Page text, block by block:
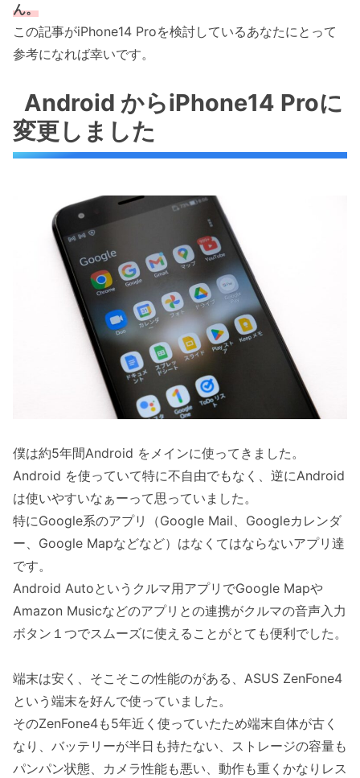
ん。
この記事がiPhone14 Proを検討しているあなたにとって
参考になれば幸いです。
Android からiPhone14 Proに
変更しました
僕は約5年間Android をメインに使ってきました。
Android を使っていて特に不自由でもなく、逆にAndroid
は使いやすいなぁーって思っていました。
特にGoogle系のアプリ（Google Mail、Googleカレンダ
ー、Google Mapなどなど）はなくてはならないアプリ達
です。
Android Autoというクルマ用アプリでGoogle Mapや
Amazon Musicなどのアプリとの連携がクルマの音声入力
ボタン１つでスムーズに使えることがとても便利でした。
端末は安く、そこそこの性能のがある、ASUS ZenFone4
という端末を好んで使っていました。
そのZenFone4も5年近く使っていたため端末自体が古く
なり、バッテリーが半日も持たない、ストレージの容量も
パンパン状態、カメラ性能も悪い、動作も重くかなりレス